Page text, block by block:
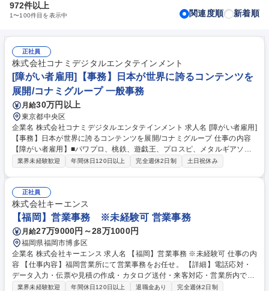
972件以上
1〜100件目を表示中 関連度順 新着順
正社員
株式会社コナミデジタルエンタテインメント
[障がい者雇用]【事務】日本が世界に誇るコンテンツを
展開/コナミグループ 一般事務
月給30万円以上
東京都中央区
企業名 株式会社コナミデジタルエンタテインメント 求人名 [障がい者雇用]
【事務】日本が世界に誇るコンテンツを展開/コナミグループ 仕事の内容
【障がい者雇用】■パワプロ、桃鉄、遊戯王、プロスピ、メタルギアソリ
ッド等の日本が誇るゲームコンテンツを展開する当社にて、事務業務をお
アウトプット・評価に応じて業務の幅を広げていくことも可能です。 （事
例：入社3年目） 事務→役員アシスタント→人事担当 募集職種 [障がい者
雇用]【事務】日本が世界に誇るコンテンツを展開/コナミグループ
業界未経験歓迎 年間休日120日以上 完全週休2日制 土日祝休み
正社員
株式会社キーエンス
【福岡】営業事務 ※未経験可 営業事務
月給27万9000円～28万1000円
福岡県福岡市博多区
企業名 株式会社キーエンス 求人名 【福岡】営業事務 ※未経験可 仕事の内
容 【仕事内容】福岡営業所にて営業事務をお任せ。 【詳細】電話応対・
データ入力・伝票や見積の作成・カタログ送付・来客対応・営業所内で発
生する事務業務や業務改善等の支店運営への関与をお任せします。 【教育
業界未経験歓迎 年間休日120日以上 退職金あり
完全週休2日制